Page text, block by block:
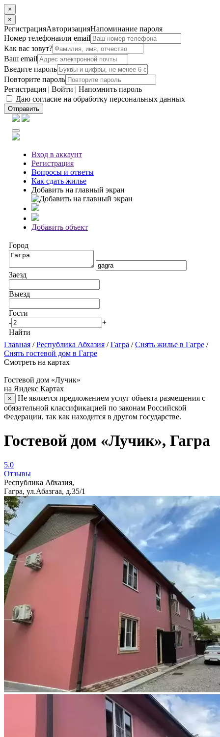
×
×
РегистрацияАвторизацияНапоминание пароля
Номер телефонаили email
Как вас зовут?
Ваш email
Введите пароль
Повторите пароль
Регистрация | Войти | Напомнить пароль
Даю согласие на обработку персональных данных
Отправить
Вход в аккаунт
Регистрация
Вопросы и ответы
Как сдать жилье
Добавить на главный экран
Добавить объект
Город
Заезд
Выезд
Гости
-
+
Найти
Главная /Республика Абхазия /Гагра /Снять жилье в Гагре /
Снять гостевой дом в Гагре
Смотреть на картах
Гостевой дом «Лучик»
на Яндекс Картах
×
Не является предложением услуг объекта размещения с
обязательной классификацией по законам Российской
Федерации, так как находится в другом государстве.
Гостевой дом «Лучик», Гагра
5.0
Отзывы
Республика Абхазия,
Гагра, ул.Абазгаа, д.35/1